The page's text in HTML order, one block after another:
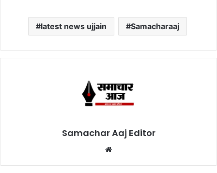
latest news ujjain Samacharaaj
Samachar Aaj Editor